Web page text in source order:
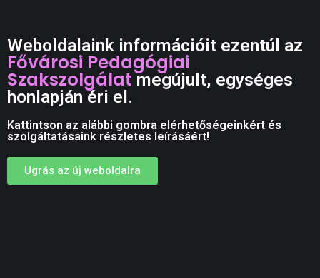
Weboldalaink információit ezentúl az
Fővárosi Pedagógiai
Szakszolgálatmegújult, egységes
honlapján éri el.
Kattintson az alábbi gombra elérhetőségeinkért és
szolgáltatásaink részletes leírásáért!
Ugrás az új weboldalra